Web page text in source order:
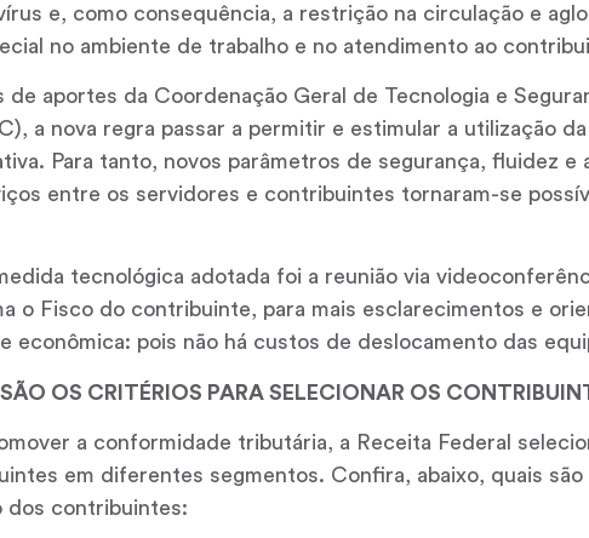
e, como consequência, a restrição na circulação e
no ambiente de trabalho e no atendimento ao
de aportes da Coordenação Geral de Tecnologia e
a nova regra passar a permitir e estimular a utilização
Para tanto, novos parâmetros de segurança, fluidez e
entre os servidores e contribuintes tornaram-se
tecnológica adotada foi a reunião via
o Fisco do contribuinte, para mais esclarecimentos e
econômica: pois não há custos de deslocamento das
OS CRITÉRIOS PARA SELECIONAR OS
a conformidade tributária, a Receita Federal
em diferentes segmentos. Confira, abaixo, quais
dos contribuintes: